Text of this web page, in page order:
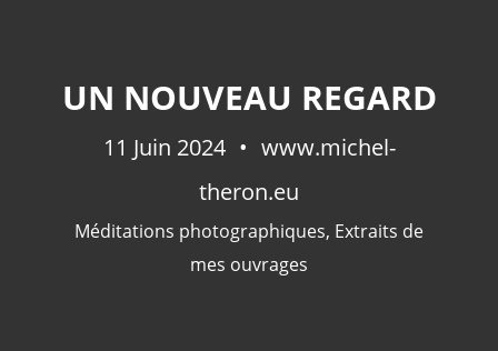
UN NOUVEAU REGARD
11 Juin 2024
www.michel-
theron.eu
Méditations photographiques, Extraits de
mes ouvrages
Extraits De Mes Ouvrages(536)
Méditations Photographiques
Fictions
Littérature(32)